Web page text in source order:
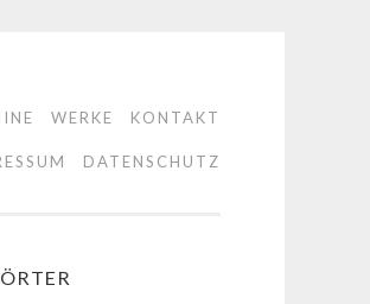
WERKE KONTAKT
DATENSCHUTZ